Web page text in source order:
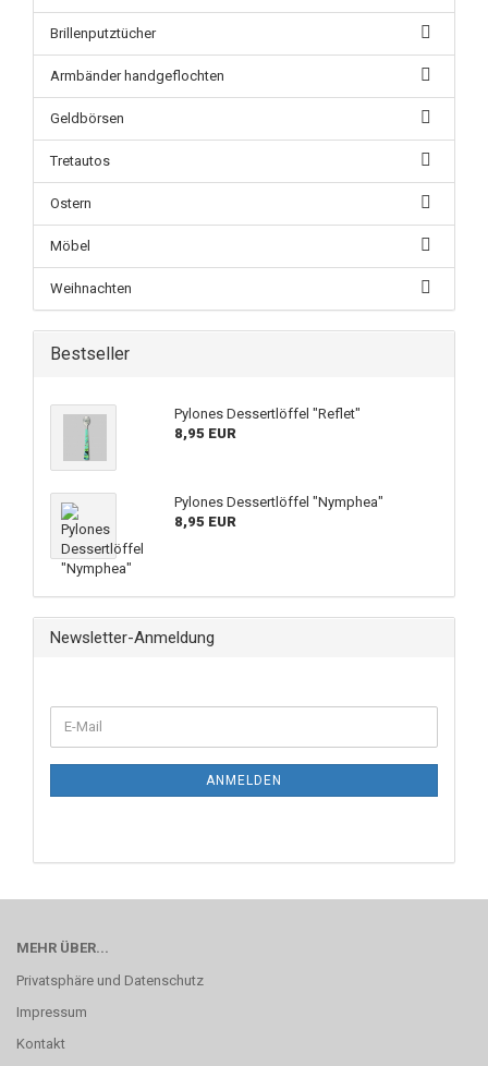
Brillenputztücher
Armbänder handgeflochten
Geldbörsen
Tretautos
Ostern
Möbel
Weihnachten
Bestseller
Pylones Dessertlöffel "Reflet"
8,95 EUR
Pylones Dessertlöffel "Nymphea"
8,95 EUR
Newsletter-Anmeldung
ANMELDEN
MEHR ÜBER...
Privatsphäre und Datenschutz
Impressum
Kontakt